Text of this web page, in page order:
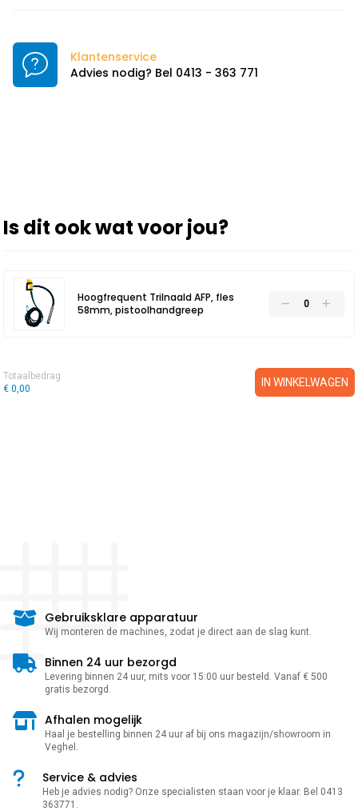
Klantenservice
Advies nodig? Bel 0413 - 363 771
Is dit ook wat voor jou?
Hoogfrequent Trilnaald AFP, fles
58mm, pistoolhandgreep
Totaalbedrag
€ 0,00
IN WINKELWAGEN
Gebruiksklare apparatuur
Wij monteren de machines, zodat je direct aan de slag kunt.
Binnen 24 uur bezorgd
Levering binnen 24 uur, mits voor 15:00 uur besteld. Vanaf € 500
gratis bezorgd.
Afhalen mogelijk
Haal je bestelling binnen 24 uur af bij ons magazijn/showroom in
Veghel.
Service & advies
Heb je advies nodig? Onze specialisten staan voor je klaar. Bel 0413
363771.